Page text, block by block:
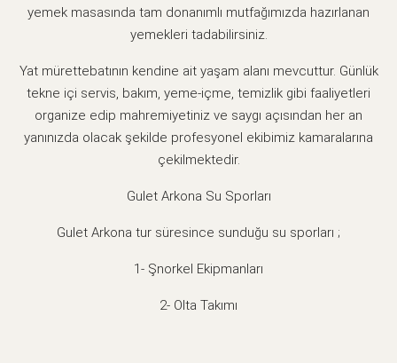
yemek masasında tam donanımlı mutfağımızda hazırlanan
yemekleri tadabilirsiniz.
Yat mürettebatının kendine ait yaşam alanı mevcuttur. Günlük
tekne içi servis, bakım, yeme-içme, temizlik gibi faaliyetleri
organize edip mahremiyetiniz ve saygı açısından her an
yanınızda olacak şekilde profesyonel ekibimiz kamaralarına
çekilmektedir.
Gulet Arkona Su Sporları
Gulet Arkona tur süresince sunduğu su sporları ;
1- Şnorkel Ekipmanları
2- Olta Takımı